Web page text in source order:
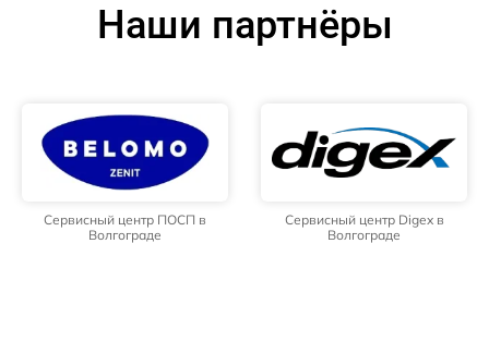
Наши партнёры
Сервисный центр ПОСП в
Волгограде
Сервисный центр Digex в
Волгограде